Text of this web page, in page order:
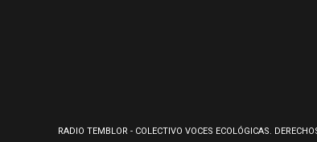
RADIO TEMBLOR - COLECTIVO VOCES ECOLÓGICAS.